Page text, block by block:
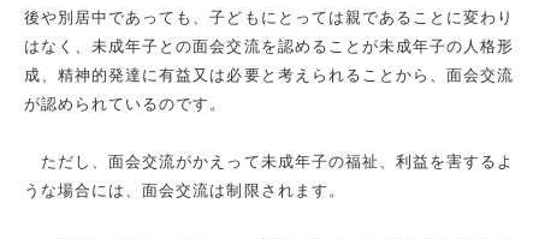
後や別居中であっても、子どもにとっては親であることに変わり
はなく、未成年子との面会交流を認めることが未成年子の人格形
成、精神的発達に有益又は必要と考えられることから、面会交流
が認められているのです。
ただし、面会交流がかえって未成年子の福祉、利益を害するよ
うな場合には、面会交流は制限されます。